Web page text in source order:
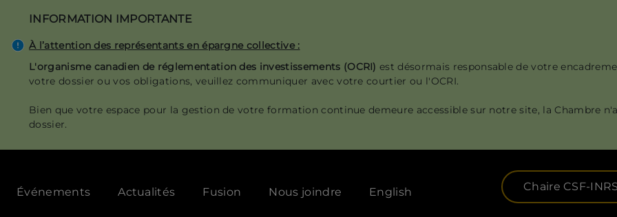
contenu
INFORMATION IMPORTANTE
À l’attention des représentants en épargne collective :
L'organisme canadien de réglementation des investissements (OCRI)est désormais responsable de votre
votre dossier ou vos obligations, veuillez communiquer avec votre courtier ou l'OCRI.
Bien que votre espace pour la gestion de votre formation continue demeure accessible sur notre site, la Chambre
dossier.
menu
Événements Actualités Fusion Nous joindre English Chaire CSF-INRS